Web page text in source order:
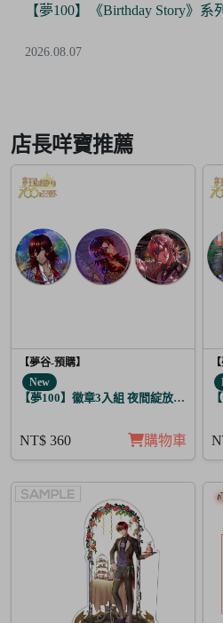
《Birthday Story》系列周邊 全新
6
店長咩寶推薦
【夢谷-預購】
New
【夢100】徽章3入組 夜間綻放的花香調
NT$ 360 購物車